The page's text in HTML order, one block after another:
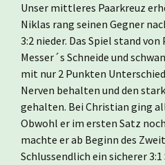
Unser mittleres Paarkreuz
Niklas rang seinen Gegner
3:2 nieder. Das Spiel stand
Messer´s Schneide und
mit nur 2 Punkten
Nerven behalten und den
gehalten. Bei Christian ging
Obwohl er im ersten Satz
machte er ab Beginn des
Schlussendlich ein sicherer